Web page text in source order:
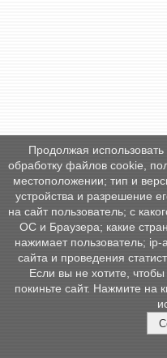
Продолжая
обработку файлов cookie,
местоположении; тип и
устройства и разрешение
на сайт пользователь; с
ОС и Браузера; какие
нажимает пользователь;
сайта и проведения
Если вы не хотите,
покиньте сайт. Нажмите на